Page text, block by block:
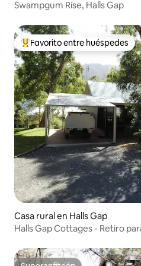
Swampgum Rise, Halls Gap
Favorito entre los huéspedes
Favorito entre huéspedes
Casa rural en Halls Gap
Halls Gap Cottages - Retiro